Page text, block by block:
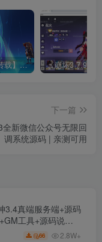
[一键安装] 【转载】原神3.4真端服务端+源码+配套客户端+详尽说明+GM工具+源码说明文件
下一篇
全新微信公众号无限回
调系统源码 | 亲测可用
3.4真端服务端+源码
工具+源码说明
66 2.8W+